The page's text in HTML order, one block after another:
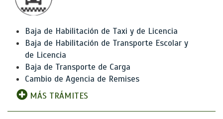
Baja de Habilitación de Taxi y de Licencia
Baja de Habilitación de Transporte Escolar y
de Licencia
Baja de Transporte de Carga
Cambio de Agencia de Remises
MÁS TRÁMITES